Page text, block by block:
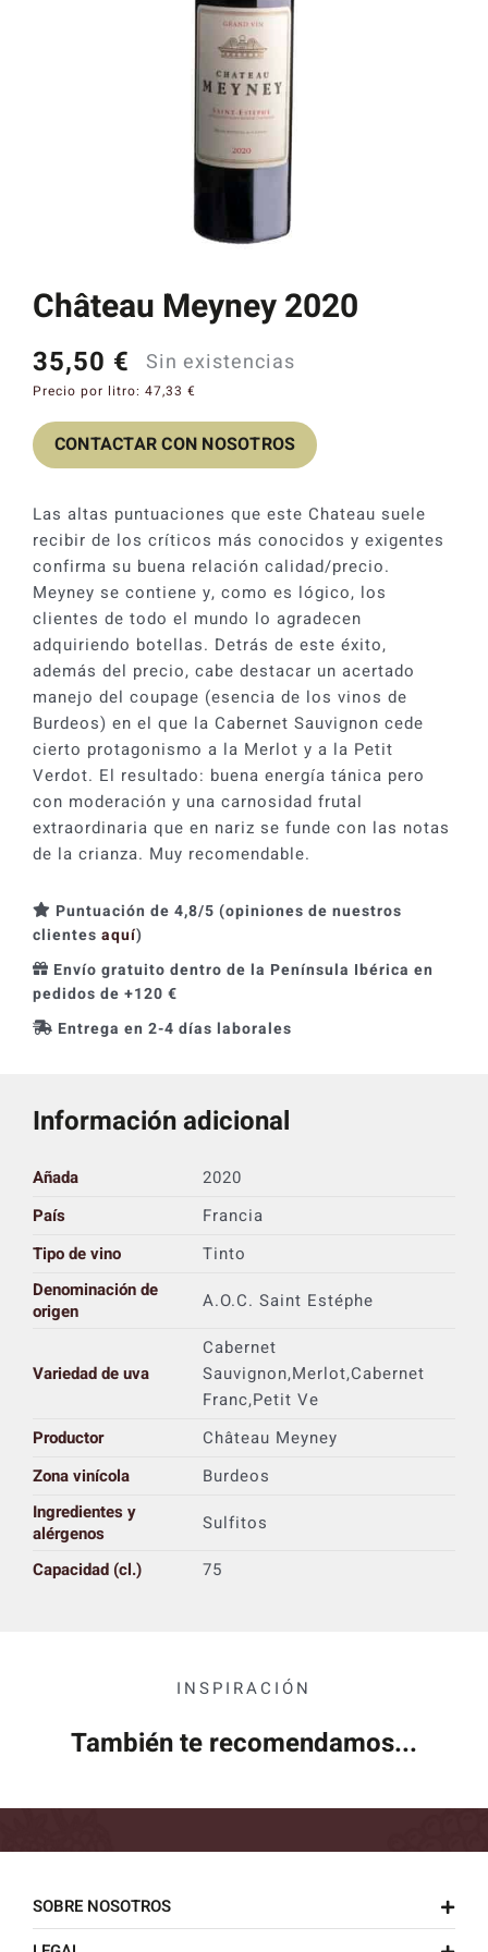
Catas y Actividades
Château Meyney 2020
35,50 € Sin existencias
Precio por litro: 47,33 €
CONTACTAR CON NOSOTROS
Las altas puntuaciones que este Chateau suele
recibir de los críticos más conocidos y exigentes
confirma su buena relación calidad/precio.
Meyney se contiene y, como es lógico, los
clientes de todo el mundo lo agradecen
adquiriendo botellas. Detrás de este éxito,
además del precio, cabe destacar un acertado
manejo del coupage (esencia de los vinos de
Burdeos) en el que la Cabernet Sauvignon cede
cierto protagonismo a la Merlot y a la Petit
Verdot. El resultado: buena energía tánica pero
con moderación y una carnosidad frutal
extraordinaria que en nariz se funde con las notas
de la crianza. Muy recomendable.
Puntuación de 4,8/5 (opiniones de nuestros
clientes aquí)
Envío gratuito dentro de la Península Ibérica en
pedidos de +120 €
Entrega en 2-4 días laborales
Información adicional
Añada
2020
País
Francia
Tipo de vino
Tinto
Denominación de
origen
A.O.C. Saint Estéphe
Variedad de uva
Cabernet
Sauvignon,Merlot,Cabernet
Franc,Petit Ve
Productor
Château Meyney
Zona vinícola
Burdeos
Ingredientes y
alérgenos
Sulfitos
Capacidad (cl.)
75
INSPIRACIÓN
También te recomendamos...
SOBRE NOSOTROS